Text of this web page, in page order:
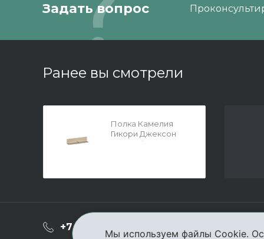
Задать вопрос
Ранее вы смотрели
Полка Камелия
Гикори Джексон
светлый 1260x270
+7 (3952) 503-504
Мы используем файлы Cookie.